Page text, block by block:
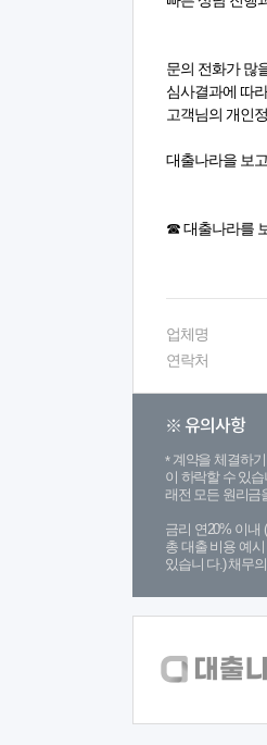
문의 전화가 많
심사결과에 따
고객님의 개인
대출나라을 보
☎ 대출나라를
업체명
연락처
※ 유의사항
계약을 체결하
이 하락할 수 있
래전 모든 원리금
금리 연20% 이내
총 대출 비용 예
있습니 다.) 채무